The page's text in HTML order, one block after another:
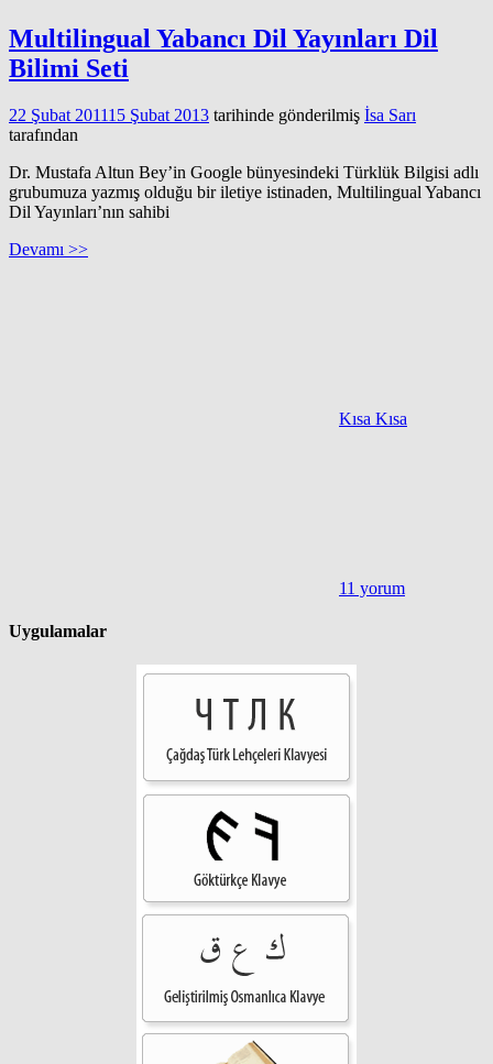
Multilingual Yabancı Dil Yayınları Dil
Bilimi Seti
22 Şubat 201115 Şubat 2013 tarihinde gönderilmiş İsa Sarı
tarafından
Dr. Mustafa Altun Bey’in Google bünyesindeki Türklük Bilgisi adlı
grubumuza yazmış olduğu bir iletiye istinaden, Multilingual Yabancı
Dil Yayınları’nın sahibi
Devamı >>
Kısa Kısa
11 yorum
Uygulamalar